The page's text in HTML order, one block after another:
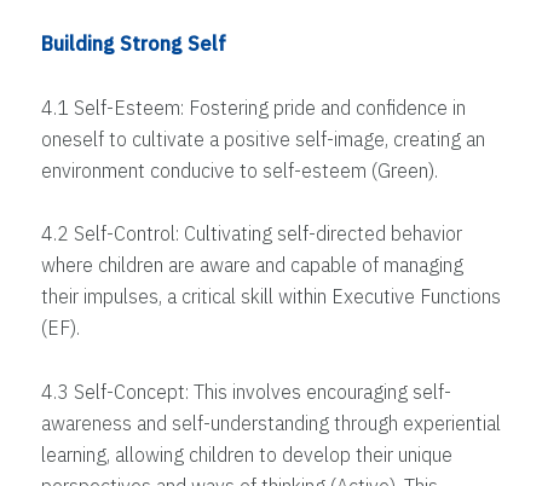
Building Strong Self
4.1 Self-Esteem: Fostering pride and confidence in
oneself to cultivate a positive self-image, creating an
environment conducive to self-esteem (Green).
4.2 Self-Control: Cultivating self-directed behavior
where children are aware and capable of managing
their impulses, a critical skill within Executive Functions
(EF).
4.3 Self-Concept: This involves encouraging self-
awareness and self-understanding through experiential
learning, allowing children to develop their unique